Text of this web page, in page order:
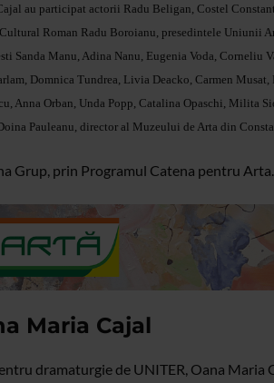
au participat actorii Radu Beligan, Costel
Roman Radu Boroianu, presedintele Uniunii
Sanda Manu, Adina Nanu, Eugenia Voda, Corneliu
Domnica Tundrea, Livia Deacko, Carmen Musat,
Anna Orban, Unda Popp, Catalina Opaschi, Milita
Pauleanu, director al Muzeului de Arta din
Grup, prin Programul Catena pentru Arta.
Maria Cajal
dramaturgie de UNITER, Oana Maria